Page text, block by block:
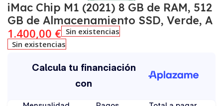
iMac Chip M1 (2021) 8 GB de RAM, 512
GB de Almacenamiento SSD, Verde, A
1.400,00 € Sin existencias
Sin existencias